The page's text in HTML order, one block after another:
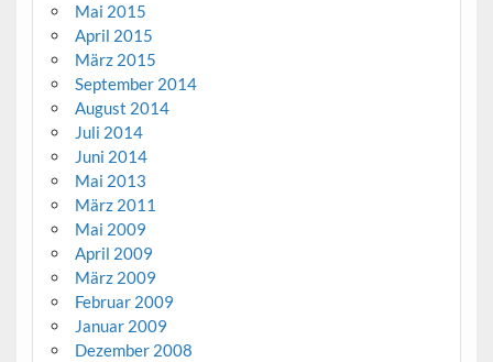
Mai 2015
April 2015
März 2015
September 2014
August 2014
Juli 2014
Juni 2014
Mai 2013
März 2011
Mai 2009
April 2009
März 2009
Februar 2009
Januar 2009
Dezember 2008